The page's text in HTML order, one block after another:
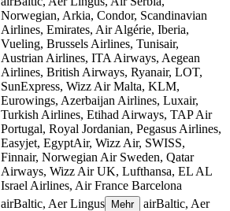
Norwegian, Arkia, Condor, Scandinavian
Airlines, Emirates, Air Algérie, Iberia,
Vueling, Brussels Airlines, Tunisair,
Austrian Airlines, ITA Airways, Aegean
Airlines, British Airways, Ryanair, LOT,
SunExpress, Wizz Air Malta, KLM,
Eurowings, Azerbaijan Airlines, Luxair,
Turkish Airlines, Etihad Airways, TAP Air
Portugal, Royal Jordanian, Pegasus Airlines,
Easyjet, EgyptAir, Wizz Air, SWISS,
Finnair, Norwegian Air Sweden, Qatar
Airways, Wizz Air UK, Lufthansa, EL AL
Israel Airlines, Air France Barcelona
airBaltic, Aer Lingus Mehr
airBaltic, Aer